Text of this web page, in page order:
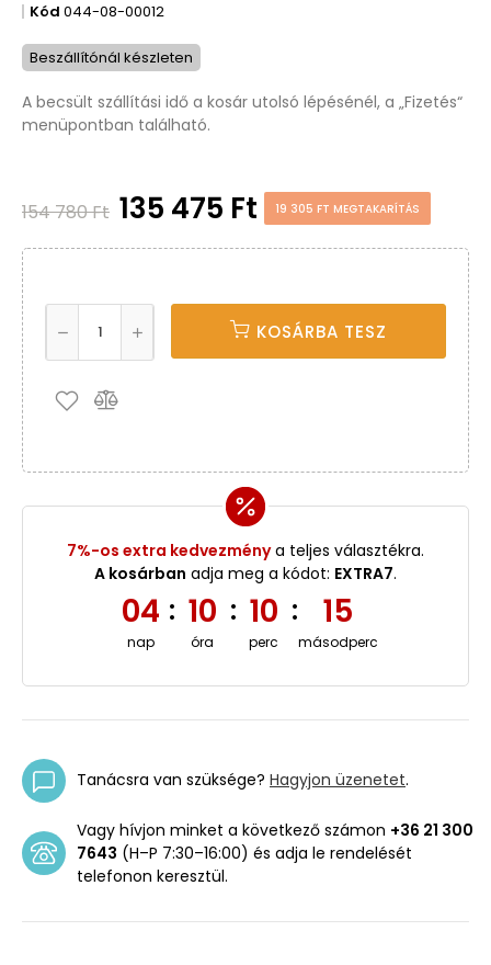
Kód 044-08-00012
Beszállítónál készleten
A becsült szállítási idő a kosár utolsó lépésénél, a „Fizetés“
menüpontban található.
154 780 Ft 135 475 Ft 19 305 FT MEGTAKARÍTÁS
KOSÁRBA TESZ
7%-os extra kedvezménya teljes választékra.
A kosárban adja meg a kódot: EXTRA7.
04
nap
: 10
óra
: 10
perc
: 15
másodperc
Tanácsra van szüksége? Hagyjon üzenetet.
Vagy hívjon minket a következő számon +36 21 300
7643 (H–P 7:30–16:00) és adja le rendelését
telefonon keresztül.